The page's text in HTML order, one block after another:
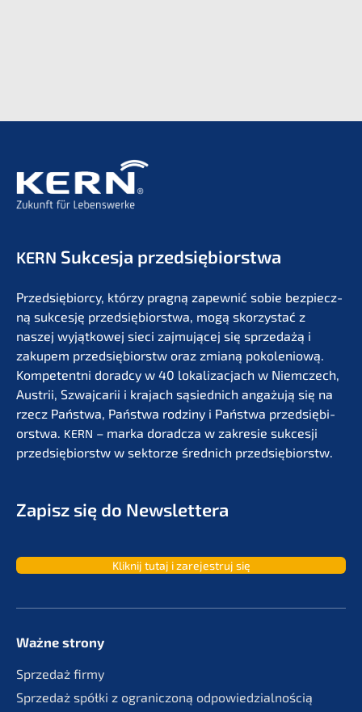
KERN Sukces­ja przedsiębiorstwa
Przedsię­bi­or­cy, którzy pragną zapew­nić sobie bezpiecz­
ną sukces­ję przedsię­bi­orst­wa, mogą skorzystać z
naszej wyjąt­ko­wej sieci zajmu­jącej się sprze­dażą i
zakupem przedsię­bi­orstw oraz zmianą pokolenio­wą.
Kompe­tent­ni dorad­cy w 40 lokali­zac­jach w Niemc­zech,
Austrii, Szwaj­ca­rii i krajach sąsied­nich angażu­ją się na
rzecz Państ­wa, Państ­wa rodzi­ny i Państ­wa przedsię­bi­
orst­wa. KERN – marka dorad­c­za w zakre­sie sukces­ji
przedsię­bi­orstw w sektor­ze średnich przedsiębiorstw.
Zapisz się do Newslettera
Kliknij tutaj i zarejes­truj się
Ważne strony
Sprze­daż firmy
Sprze­daż spółki z ogranic­zoną odpowiedzialnością